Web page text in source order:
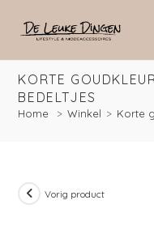
KORTE
BEDELTJES
Home > Winkel > Korte
Vorig product